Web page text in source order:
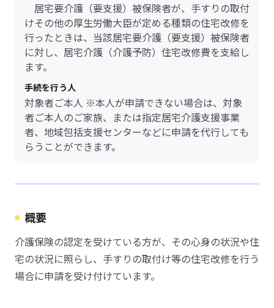
居宅要介護（要支援）被保険者が、手すりの取付
けその他の厚生労働大臣が定める種類の住宅改修を
行ったときは、当該居宅要介護（要支援）被保険者
に対し、居宅介護（介護予防）住宅改修費を支給し
ます。
手続を行う人
対象者ご本人 ※本人が申請できない場合は、対象
者ご本人のご家族、または指定居宅介護支援事業
者、地域包括支援センターなどに申請を代行しても
らうことができます。
概要
介護保険の認定を受けている方が、その心身の状況や住
宅の状況に照らし、手すりの取付け等の住宅改修を行う
場合に申請を受け付けています。